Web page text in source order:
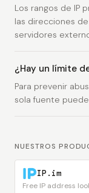
Los rangos de IP
las direcciones
servidores
¿Hay un límite
Para prevenir
sola fuente
NUESTROS
IP.im
Free IP address